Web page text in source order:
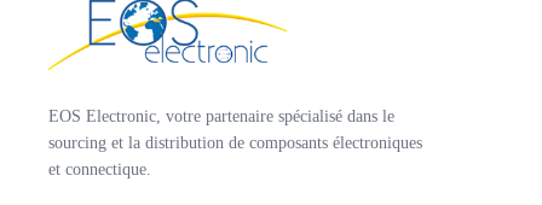
EOS Electronic, votre partenaire spécialisé dans le
sourcing et la distribution de composants électroniques
et connectique.